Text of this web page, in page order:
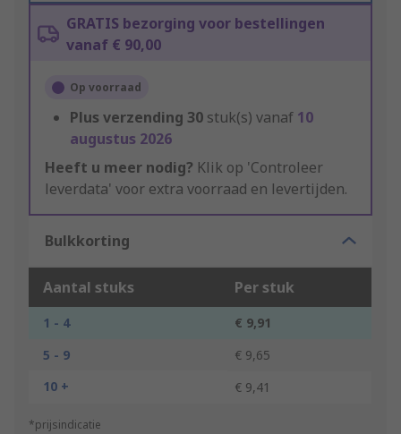
GRATIS bezorging voor bestellingen
vanaf € 90,00
Op voorraad
Plus verzending 30 stuk(s) vanaf 10
augustus 2026
Heeft u meer nodig? Klik op 'Controleer
leverdata' voor extra voorraad en levertijden.
Bulkkorting
Aantal stuks Per stuk
1 - 4
€ 9,91
5 - 9
€ 9,65
10 +
€ 9,41
*prijsindicatie